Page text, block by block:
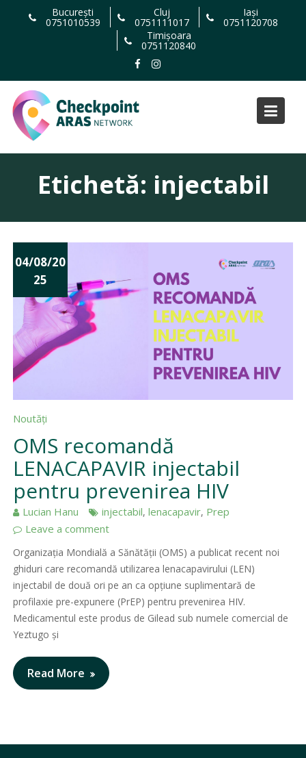
București
0751010539
Cluj
0751111017
Iași
0751120708
Timișoara
0751120840
Etichetă: injectabil
04/08/20
25
Noutăți
OMS recomandă
LENACAPAVIR injectabil
pentru prevenirea HIV
Lucian Hanu injectabil,lenacapavir, Prep
Leave a comment
Organizația Mondială a Sănătății (OMS) a publicat recent noi
ghiduri care recomandă utilizarea lenacapavirului (LEN)
injectabil de două ori pe an ca opțiune suplimentară de
profilaxie pre-expunere (PrEP) pentru prevenirea HIV.
Medicamentul este produs de Gilead sub numele comercial de
Yeztugo și
Read More